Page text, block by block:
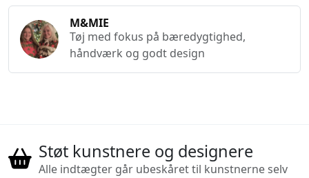
M&MIE
Tøj med fokus på bæredygtighed,
håndværk og godt design
Støt kunstnere og designere
Alle indtægter går ubeskåret til kunstnerne selv